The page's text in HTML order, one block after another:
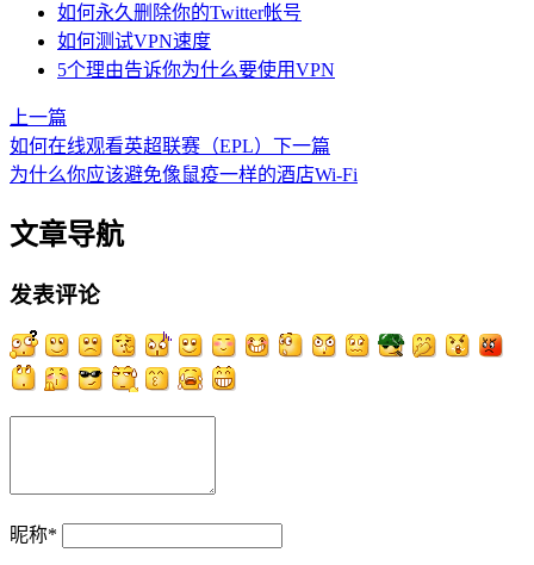
如何永久删除你的Twitter帐号
如何测试VPN速度
5个理由告诉你为什么要使用VPN
上一篇
如何在线观看英超联赛（EPL） 下一篇
为什么你应该避免像鼠疫一样的酒店Wi-Fi
文章导航
发表评论
昵称*